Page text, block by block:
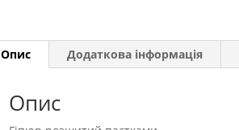
Опис Додаткова інформація
Опис